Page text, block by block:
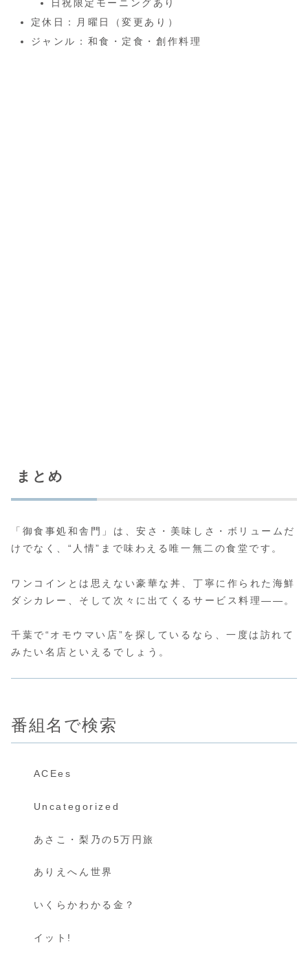
日祝限定モーニングあり
定休日：月曜日（変更あり）
ジャンル：和食・定食・創作料理
まとめ
「御食事処和舎門」は、安さ・美味しさ・ボリュームだ
けでなく、“人情”まで味わえる唯一無二の食堂です。
ワンコインとは思えない豪華な丼、丁寧に作られた海鮮
ダシカレー、そして次々に出てくるサービス料理――。
千葉で“オモウマい店”を探しているなら、一度は訪れて
みたい名店といえるでしょう。
番組名で検索
ACEes
Uncategorized
あさこ・梨乃の5万円旅
ありえへん世界
いくらかわかる金？
イット!